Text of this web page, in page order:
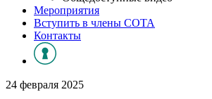
Мероприятия
Вступить в члены СОТА
Контакты
24 февраля 2025